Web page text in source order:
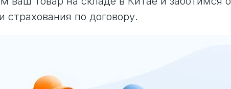
страхования по договору.